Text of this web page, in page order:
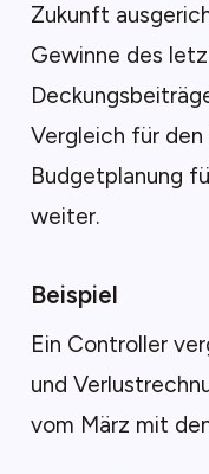
Zukunft
Gewinne des
Vergleich für
Budgetplanung
weiter.
Beispiel
Ein Controller
und
vom März mit